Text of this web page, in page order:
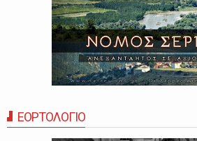
ΕΟΡΤΟΛΟΓΙΟ